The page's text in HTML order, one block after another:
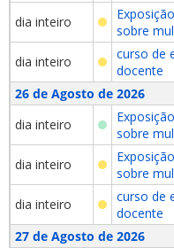
dia inteiro
sobre
dia inteiro
curso de
docente
26 de Agosto de 2026
dia inteiro
sobre
dia inteiro
sobre
dia inteiro
curso de
docente
27 de Agosto de 2026